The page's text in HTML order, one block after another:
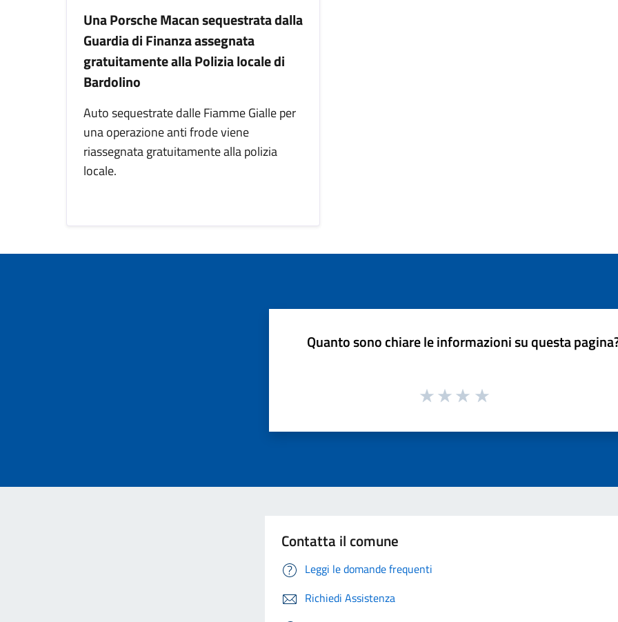
Una Porsche Macan sequestrata dalla
Guardia di Finanza assegnata
gratuitamente alla Polizia locale di
Bardolino
Auto sequestrate dalle Fiamme Gialle per
una operazione anti frode viene
riassegnata gratuitamente alla polizia
locale.
Quanto sono chiare le informazioni su questa
Contatta il comune
Leggi le domande frequenti
Richiedi Assistenza